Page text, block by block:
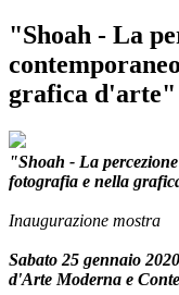
"Shoah - La
grafica d'arte"
"Shoah - La
fotografia e nella
Inaugurazione mostra
Sabato 25 gennaio
d'Arte Moderna e